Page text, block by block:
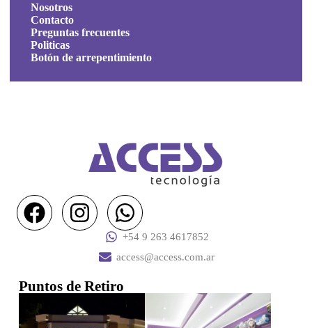
Nosotros
Contacto
Preguntas frecuentes
Politicas
Botón de arrepentimiento
+54 9 263 4617852
access@access.com.ar
Puntos de Retiro